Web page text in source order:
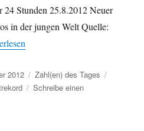
24 Stunden 25.8.2012 Neuer
in der jungen Welt Quelle:
Honecker-Weltrekord“
2012 Kategorien
Zahl(en) des Tages
Schreibe einen